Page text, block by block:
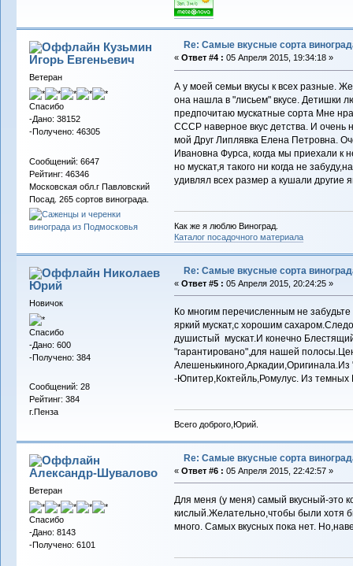
Кузьмин
Игорь Евгеньевич
Ветеран
Спасибо
-Дано: 38152
-Получено: 46305
Сообщений: 6647
Рейтинг: 46346
Московская обл.г Павловский
Посад. 265 сортов винограда.
Re: Самые вкусные сорта
« Ответ #4 : 05 Апреля 2015, 19:34:18 »
А у моей семьи вкусы к всех разные.
она нашла в "лисьем" вкусе. Детишки
предпочитаю мускатные сорта Мне
СССР наверное вкус детства. И очень
мой Друг Липлявка Елена Петровна.
Ивановна Фурса, когда мы приехали к
но мускат,я такого ни когда не
удивлял всех размер а кушали другие
Как же я люблю Виноград.
Каталог посадочного материала
Николаев
Юрий
Новичок
Спасибо
-Дано: 600
-Получено: 384
Сообщений: 28
Рейтинг: 384
г.Пенза
Re: Самые вкусные сорта
« Ответ #5 : 05 Апреля 2015, 20:24:25 »
Ко многим перечисленным не
яркий мускат,с хорошим
душистый мускат.И конечно
"гарантировано",для нашей
Алешенькиного,Аркадии,Оригинала.Из
-Юпитер,Коктейль,Ромулус. Из темных
Всего доброго,Юрий.
Александр-Шувалово
Ветеран
Спасибо
-Дано: 8143
-Получено: 6101
Re: Самые вкусные сорта
« Ответ #6 : 05 Апреля 2015, 22:42:57 »
Для меня (у меня) самый вкусный-это
кислый.Желательно,чтобы были хотя
много. Самых вкусных пока нет.